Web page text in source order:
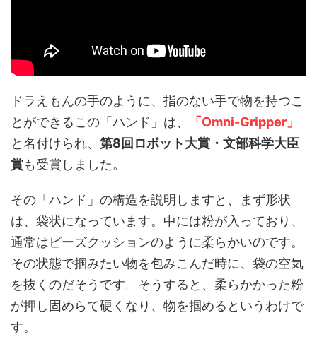
ドラえもんの手のように、指のない手で物を持つこ
とができるこの「ハンド」は、
「Omni-Gripper」
と名付けられ、 第8回ロボット大賞・文部科学大臣
賞も受賞しました。
その「ハンド」の構造を説明しますと、まず形状
は、袋状になっています。中には粉が入っており、
通常はビーズクッションのように柔らかいのです。
その状態で掴みたい物を包みこんだ時に、袋の空気
を抜くのだそうです。そうすると、柔らかかった粉
が押し固めらて硬くなり、物を掴めるというわけで
す。